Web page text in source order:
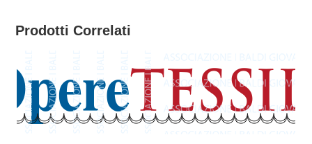
Prodotti Correlati